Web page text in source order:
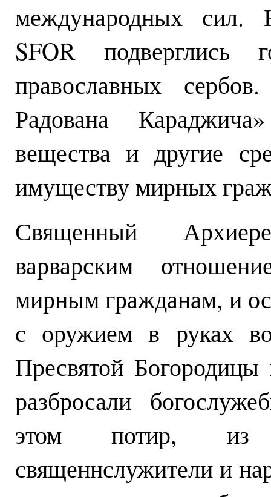
международных сил.
SFOR
православных
Радована
вещества и другие
имуществу мирных
Священный
варварским
мирным гражданам, и
с оружием в руках
Пресвятой
разбросали
этом потир, из
священнслужители и